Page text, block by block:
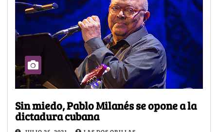
Sin miedo, Pablo Milanés se opone a la
dictadura cubana